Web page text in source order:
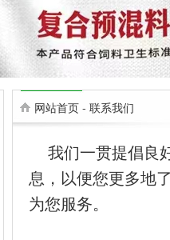
网站首页 - 联系我们
我们一贯提倡良
息，以便您更多地
为您服务。